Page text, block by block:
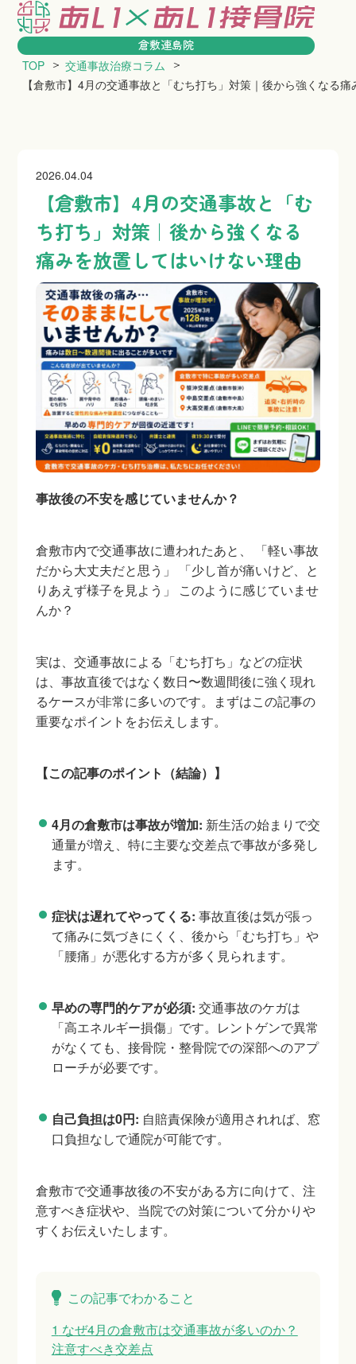
倉敷連島院
当院について
交通事故コラム
交通事故治療の基本
むちうちの症状と原因
交通事故後の主な症状
接骨院と整形外科の違い
もし交通事故に遭ったら？
交通事故の補償について
TOP
交通事故治療コラム
【倉敷市】4月の交通事故と「むち打ち」対策｜後から強くなる
2026.04.04
【倉敷市】4月の交通事故と「む
ち打ち」対策｜後から強くなる
痛みを放置してはいけない理由
事故後の不安を感じていませんか？
倉敷市内で交通事故に遭われたあと、 「軽い事故
だから大丈夫だと思う」 「少し首が痛いけど、と
りあえず様子を見よう」 このように感じていませ
んか？
実は、交通事故による「むち打ち」などの症状
は、事故直後ではなく数日〜数週間後に強く現れ
るケースが非常に多いのです。まずはこの記事の
重要なポイントをお伝えします。
【この記事のポイント（結論）】
4月の倉敷市は事故が増加: 新生活の始まりで交
通量が増え、特に主要な交差点で事故が多発し
ます。
症状は遅れてやってくる: 事故直後は気が張っ
て痛みに気づきにくく、後から「むち打ち」や
「腰痛」が悪化する方が多く見られます。
早めの専門的ケアが必須: 交通事故のケガは
「高エネルギー損傷」です。レントゲンで異常
がなくても、接骨院・整骨院での深部へのアプ
ローチが必要です。
自己負担は0円: 自賠責保険が適用されれば、窓
口負担なしで通院が可能です。
倉敷市で交通事故後の不安がある方に向けて、注
意すべき症状や、当院での対策について分かりや
すくお伝えいたします。
この記事でわかること
1 なぜ4月の倉敷市は交通事故が多いのか？
注意すべき交差点